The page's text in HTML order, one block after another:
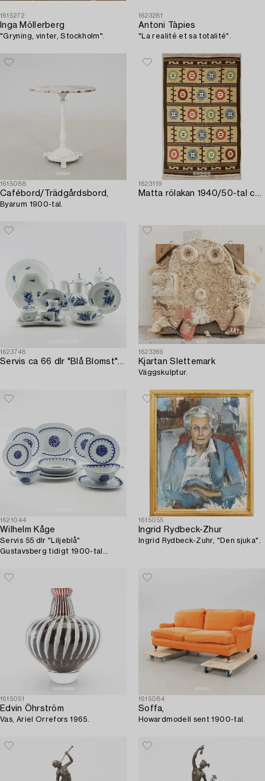
1615272
Inga Möllerberg
"Gryning, vinter, Stockholm".
1623281
Antoni Tàpies
"La realité et sa totalité".
1615088
Cafébord/Trädgårdsbord,
Byarum 1900-tal.
1623119
Matta rölakan 1940/50-tal ca 305x197 cm.
1623748
Servis ca 66 dlr "Blå Blomst" Royal Copenhagen Danmark porslin.
1623369
Kjartan Slettemark
Väggskulptur.
1621044
Wilhelm Kåge
Servis 55 dlr "Liljeblå"
Gustavsberg tidigt 1900-tal
1615055
Ingrid Rydbeck-Zhur
Ingrid Rydbeck-Zuhr, "Den sjuka".
1615051
Edvin Öhrström
Vas, Ariel Orrefors 1965.
1615084
Soffa,
Howardmodell sent 1900-tal.